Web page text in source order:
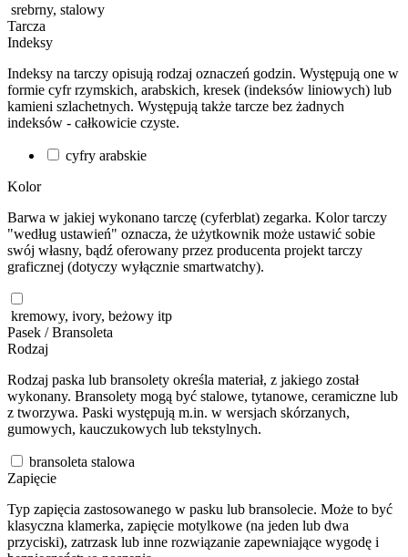
srebrny, stalowy
Tarcza
Indeksy
Indeksy na tarczy opisują rodzaj oznaczeń godzin. Występują one w
formie cyfr rzymskich, arabskich, kresek (indeksów liniowych) lub
kamieni szlachetnych. Występują także tarcze bez żadnych
indeksów - całkowicie czyste.
cyfry arabskie
Kolor
Barwa w jakiej wykonano tarczę (cyferblat) zegarka. Kolor tarczy
"według ustawień" oznacza, że użytkownik może ustawić sobie
swój własny, bądź oferowany przez producenta projekt tarczy
graficznej (dotyczy wyłącznie smartwatchy).
kremowy, ivory, beżowy itp
Pasek / Bransoleta
Rodzaj
Rodzaj paska lub bransolety określa materiał, z jakiego został
wykonany. Bransolety mogą być stalowe, tytanowe, ceramiczne lub
z tworzywa. Paski występują m.in. w wersjach skórzanych,
gumowych, kauczukowych lub tekstylnych.
bransoleta stalowa
Zapięcie
Typ zapięcia zastosowanego w pasku lub bransolecie. Może to być
klasyczna klamerka, zapięcie motylkowe (na jeden lub dwa
przyciski), zatrzask lub inne rozwiązanie zapewniające wygodę i